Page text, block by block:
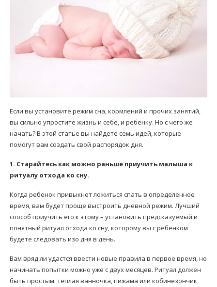
Если вы установите режим сна, кормлений и прочих занятий,
вы сильно упростите жизнь и себе, и ребенку. Но с чего же
начать? В этой статье вы найдете семь идей, которые
помогут вам создать свой распорядок дня.
1. Старайтесь как можно раньше приучить малыша к
ритуалу отхода ко сну.
Когда ребенок привыкнет ложиться спать в определенное
время, вам будет проще выстроить дневной режим. Лучший
способ приучить его к этому – установить предсказуемый и
понятный ритуал отхода ко сну, которому вы с ребенком
будете следовать изо дня в день.
Вам вряд ли удастся ввести новые правила в первое время, но
начинать попытки можно уже с двух месяцев. Ритуал должен
быть простым: теплая ванночка, пижама или кобинезончик